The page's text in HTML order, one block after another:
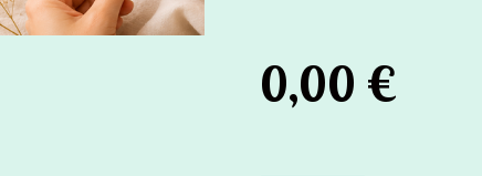
0,00 €